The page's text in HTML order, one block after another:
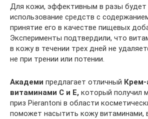
Для кожи, эффективным в разы будет
использование средств с
принятие его в качестве пищевых
Эксперименты подтвердили, что
в кожу в течении трех дней не
не при трении или потении.
Академи предлагает отличный Крем-
витаминами C и E, который получил
приз Pierantoni в области
поможет насытить кожу витаминами,